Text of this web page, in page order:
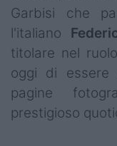
Campionati
Serie A
Serie B
Serie C
Garbisi che
l'italiano
titolare nel
oggi di essere
pagine
prestigioso